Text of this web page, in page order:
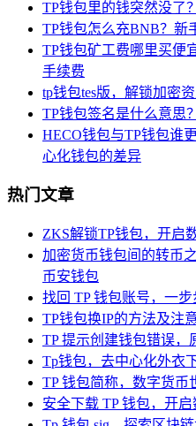
TP钱包里的钱突然没了
TP钱包怎么充BNB？新
TP钱包矿工费哪里买便
手续费
tp钱包tes版，解锁加密
TP钱包签名是什么意思
HECO钱包与TP钱包谁
心化钱包的差异
热门文章
ZKS解锁TP钱包，开启
加密货币钱包间的转币
币安钱包
找回 TP 钱包账号，一步
TP钱包换IP的方法及注
TP 提示创建钱包错误，
Tp钱包，去中心化外衣
TP 钱包简称，数字货币
安全下载 TP 钱包，开